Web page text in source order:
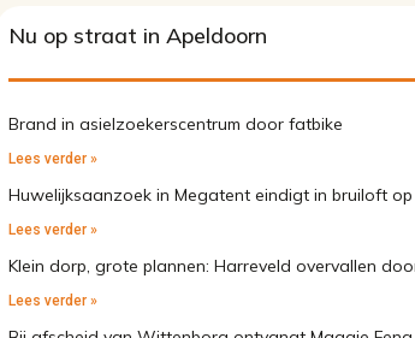
Nu op straat in Apeldoorn
Brand in asielzoekerscentrum door fatbike
Lees verder »
Huwelijksaanzoek in Megatent eindigt in bruiloft op
Lees verder »
Klein dorp, grote plannen: Harreveld overvallen
Lees verder »